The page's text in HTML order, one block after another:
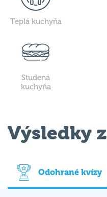
Teplá kuchyňa
Studená
kuchyňa
Výsledky
Odohrané kvízy